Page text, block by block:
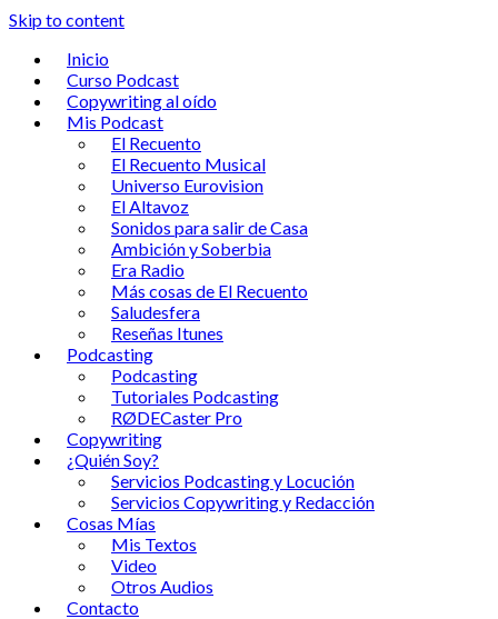
Skip to content
Inicio
Curso Podcast
Copywriting al oído
Mis Podcast
El Recuento
El Recuento Musical
Universo Eurovision
El Altavoz
Sonidos para salir de Casa
Ambición y Soberbia
Era Radio
Más cosas de El Recuento
Saludesfera
Reseñas Itunes
Podcasting
Podcasting
Tutoriales Podcasting
RØDECaster Pro
Copywriting
¿Quién Soy?
Servicios Podcasting y Locución
Servicios Copywriting y Redacción
Cosas Mías
Mis Textos
Video
Otros Audios
Contacto